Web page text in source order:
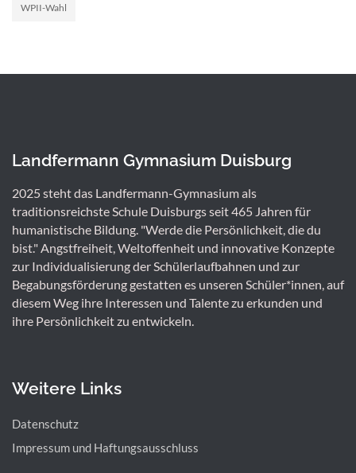
WPII-Wahl
Landfermann Gymnasium Duisburg
2025 steht das Landfermann-Gymnasium als
traditionsreichste Schule Duisburgs seit 465 Jahren für
humanistische Bildung. "Werde die Persönlichkeit, die du
bist." Angstfreiheit, Weltoffenheit und innovative Konzepte
zur Individualisierung der Schülerlaufbahnen und zur
Begabungsförderung gestatten es unseren Schüler*innen, auf
diesem Weg ihre Interessen und Talente zu erkunden und
ihre Persönlichkeit zu entwickeln.
Weitere Links
Datenschutz
Impressum und Haftungsausschluss